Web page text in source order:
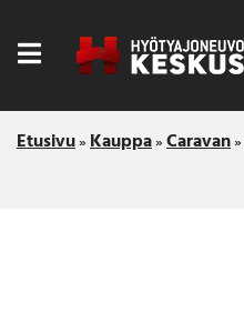
Etusivu»Kauppa»Caravan»